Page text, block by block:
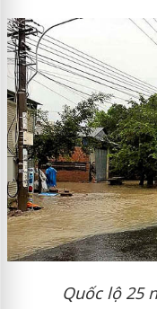
Quốc lộ 25